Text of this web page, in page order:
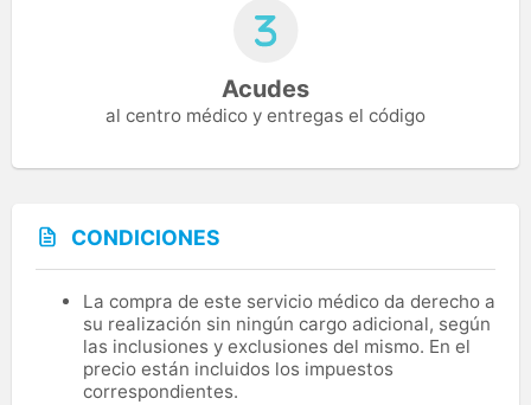
Acudes
al centro médico y entregas el código
CONDICIONES
La compra de este servicio médico da derecho a
su realización sin ningún cargo adicional, según
las inclusiones y exclusiones del mismo. En el
precio están incluidos los impuestos
correspondientes.